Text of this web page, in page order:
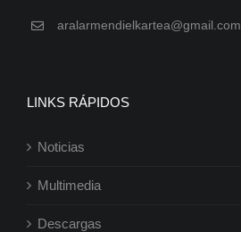
aralarmendielkartea@gmail.com
LINKS RÁPIDOS
Noticias
Multimedia
Descargas